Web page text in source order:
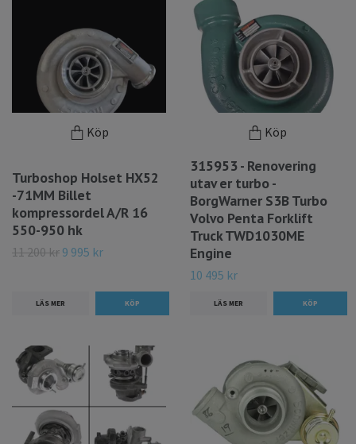
Köp
Turboshop Holset HX52
-71MM Billet
kompressordel A/R 16
550-950 hk
11 200 kr 9 995 kr
LÄS MER
Köp
315953 - Renovering
utav er turbo -
BorgWarner S3B Turbo
Volvo Penta Forklift
Truck TWD1030ME
Engine
10 495 kr
LÄS MER